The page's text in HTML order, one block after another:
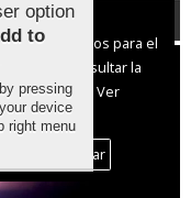
cookies:
y de terceros para el
Puedes consultar la
Ver
y Cookies
Personalizar
option
to
pressing
device
right menu